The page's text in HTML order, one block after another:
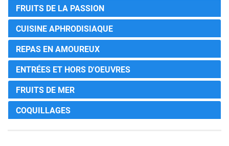
FRUITS DE LA PASSION
CUISINE APHRODISIAQUE
REPAS EN AMOUREUX
ENTRÉES ET HORS D'OEUVRES
FRUITS DE MER
COQUILLAGES